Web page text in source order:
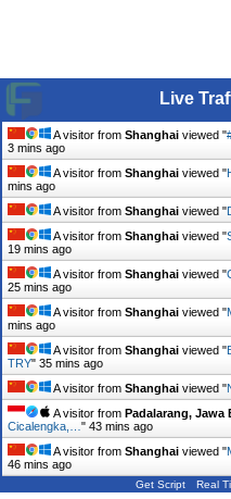
Live
A visitor from Shanghai viewed "
3 mins ago
A visitor from Shanghai viewed "
mins ago
A visitor from Shanghai viewed "
A visitor from Shanghai viewed "
19 mins ago
A visitor from Shanghai viewed "
25 mins ago
A visitor from Shanghai viewed "
mins ago
A visitor from Shanghai viewed "
TRY" 35 mins ago
A visitor from Shanghai viewed "
A visitor from Padalarang, Jawa
Cicalengka,… " 43 mins ago
A visitor from Shanghai viewed "
46 mins ago
Get Script Real